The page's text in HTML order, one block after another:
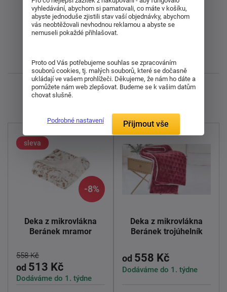
Od nejdražšího
Od nejlevnějšího
Nejnovější
Zobrazuji 1 - 8 z 8
sleva
-8%
Deka z mikrovlákna
Beránek mramor
558 Kč
od 513 Kč
Dodáváme do 1. týdne
Deka z mikrovlákna
Beránek trojúhelník
od 558 Kč
Dodáváme do 1. týdne
vyhledávání, abychom si pamatovali, co máte v košíku,
abyste jednoduše zjistili stav vaší objednávky, abychom
vás neobtěžovali nevhodnou reklamou a abyste se
nemuseli pokaždé přihlašovat.
Proto od Vás potřebujeme souhlas se zpracováním
souborů cookies, tj. malých souborů, které se dočasně
ukládají ve vašem prohlížeči. Děkujeme, že nám ho dáte a
pomůžete nám web zlepšovat. Budeme se k vašim datům
chovat slušně.
Podrobné nastavení Přijmout vše